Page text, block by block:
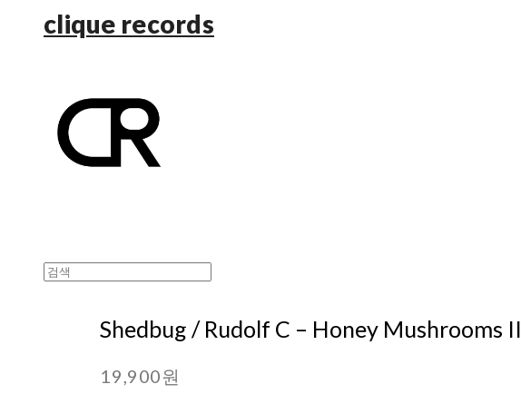
clique records
Shedbug / Rudolf C ‎– Honey Mushrooms II
19,900원